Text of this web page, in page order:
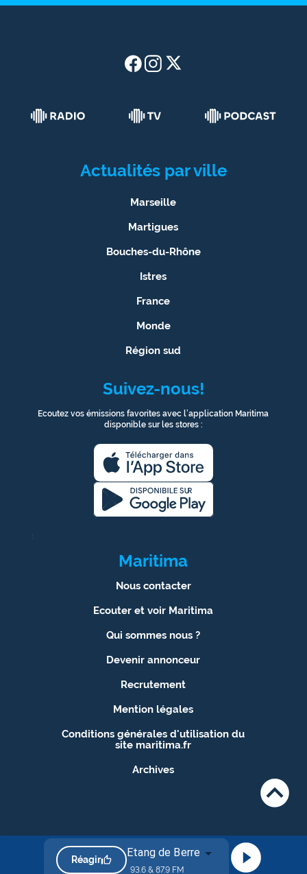
Réagir
Etang de Berre
93.6 & 87.9 FM
Actualités par ville
Marseille
Martigues
Bouches-du-Rhône
Istres
France
Monde
Région sud
Suivez-nous!
Ecoutez vos émissions favorites avec l’application Maritima
disponible sur les stores :
1
Maritima
Nous contacter
Ecouter et voir Maritima
Qui sommes nous ?
Devenir annonceur
Recrutement
Mention légales
Conditions générales d'utilisation du
site maritima.fr
Archives